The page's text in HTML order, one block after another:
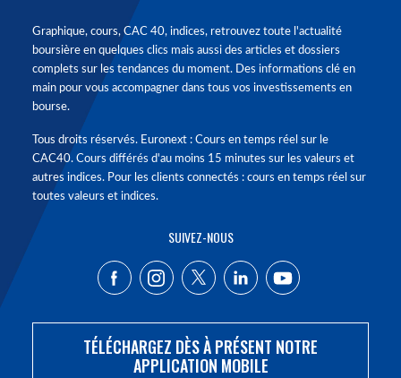
Graphique, cours, CAC 40, indices, retrouvez toute l'actualité
boursière en quelques clics mais aussi des articles et dossiers
complets sur les tendances du moment. Des informations clé en
main pour vous accompagner dans tous vos investissements en
bourse.
Tous droits réservés. Euronext : Cours en temps réel sur le
CAC40. Cours différés d'au moins 15 minutes sur les valeurs et
autres indices. Pour les clients connectés : cours en temps réel sur
toutes valeurs et indices.
SUIVEZ-NOUS
TÉLÉCHARGEZ DÈS À PRÉSENT NOTRE
APPLICATION MOBILE